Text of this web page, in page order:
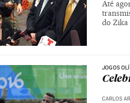
Até
do Zika
JOGOS
CARLOS